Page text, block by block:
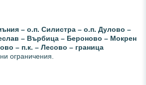
– о.п. Силистра – о.п. Дулово –
– Върбица – Бероново – Мокрен
– п.к. – Лесово – граница
ограничения.